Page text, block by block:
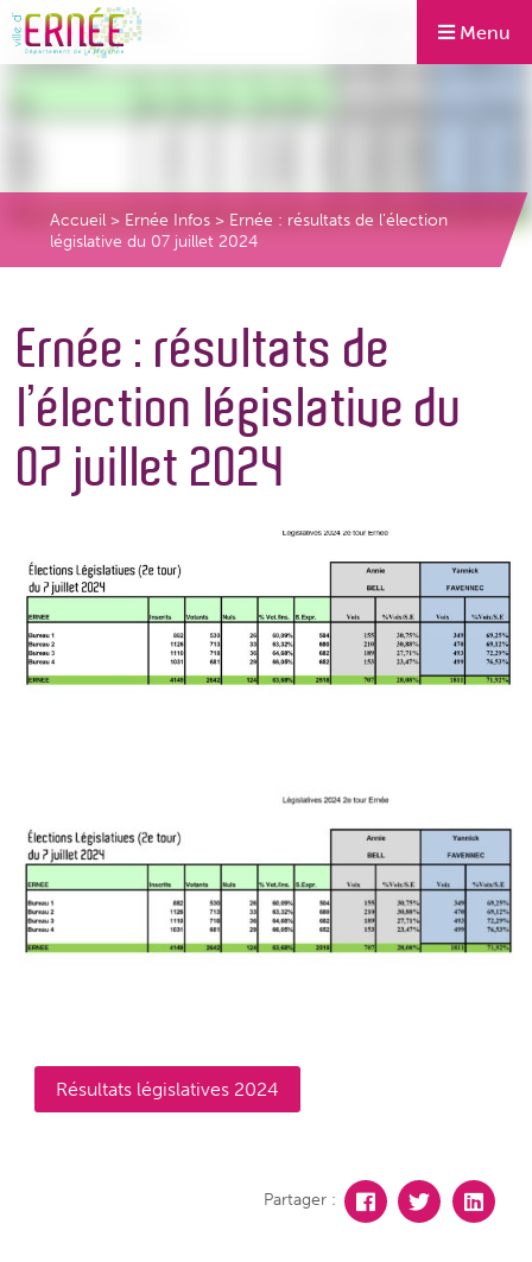
Menu
Accueil > Ernée Infos > Ernée : résultats de l’élection
législative du 07 juillet 2024
Ernée : résultats de
l’élection législative du
07 juillet 2024
Résultats législatives 2024
Partager :